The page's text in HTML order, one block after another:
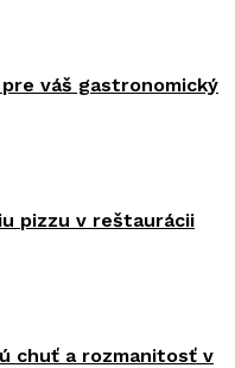
váš gastronomický
pizzu v reštaurácii
chuť a rozmanitosť v